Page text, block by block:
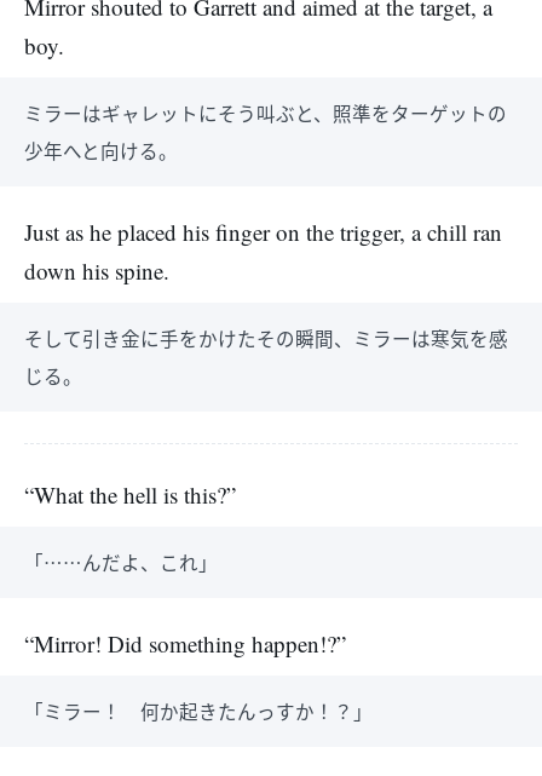
Mirror shouted to Garrett and aimed at the target, a
boy.
ミラーはギャレットにそう叫ぶと、照準をターゲットの
少年へと向ける。
Just as he placed his finger on the trigger, a chill ran
down his spine.
そして引き金に手をかけたその瞬間、ミラーは寒気を感
じる。
“What the hell is this?”
「……んだよ、これ」
“Mirror! Did something happen!?”
「ミラー！ 何か起きたんっすか！？」